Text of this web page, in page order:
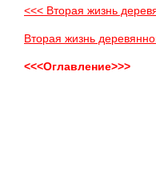
<<< Вторая жизнь
Вторая жизнь
<<<Оглавление>>>